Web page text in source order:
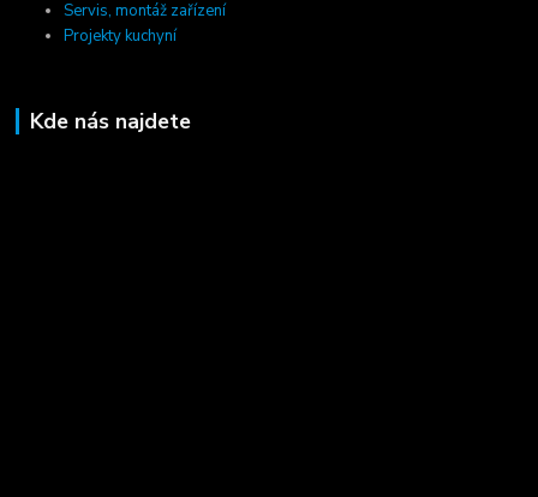
Servis, montáž zařízení
Projekty kuchyní
Kde nás najdete